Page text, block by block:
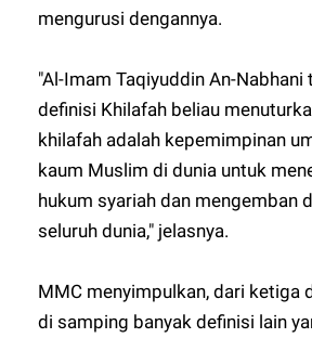
mengurusi dengannya.
"Al-Imam Taqiyuddin An-
definisi Khilafah beliau
khilafah adalah kepemimpinan
kaum Muslim di dunia untuk
hukum syariah dan mengemban
seluruh dunia," jelasnya.
MMC menyimpulkan, dari ketiga
di samping banyak definisi lain